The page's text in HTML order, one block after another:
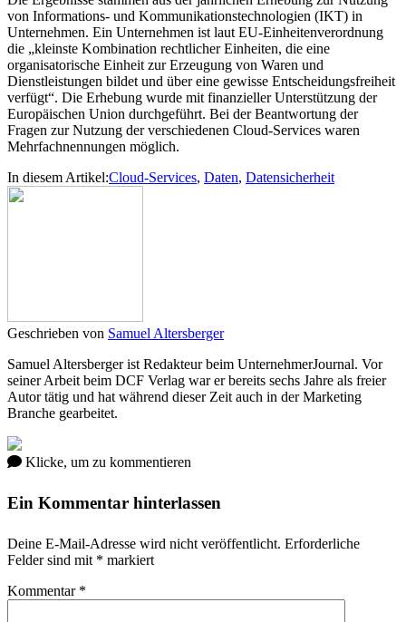
von Informations- und Kommunikationstechnologien (IKT) in
Unternehmen. Ein Unternehmen ist laut EU-Einheitenverordnung
die „kleinste Kombination rechtlicher Einheiten, die eine
organisatorische Einheit zur Erzeugung von Waren und
Dienstleistungen bildet und über eine gewisse Entscheidungsfreiheit
verfügt“. Die Erhebung wurde mit finanzieller Unterstützung der
Europäischen Union durchgeführt. Bei der Beantwortung der
Fragen zur Nutzung der verschiedenen Cloud-Services waren
Mehrfachnennungen möglich.
In diesem Artikel:Cloud-Services, Daten, Datensicherheit
Geschrieben von Samuel Altersberger
Samuel Altersberger ist Redakteur beim UnternehmerJournal. Vor
seiner Arbeit beim DCF Verlag war er bereits sechs Jahre als freier
Autor tätig und hat während dieser Zeit auch in der Marketing
Branche gearbeitet.
Klicke, um zu kommentieren
Ein Kommentar hinterlassen
Deine E-Mail-Adresse wird nicht veröffentlicht. Erforderliche
Felder sind mit * markiert
Kommentar *